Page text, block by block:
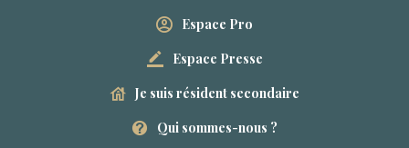
Espace Pro
Espace Presse
Je suis résident secondaire
Qui sommes-nous ?